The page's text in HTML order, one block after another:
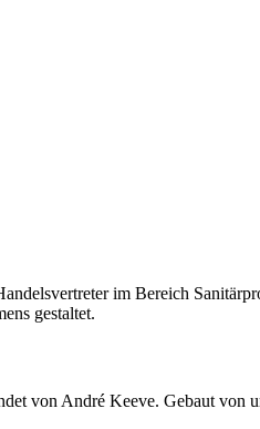
im Bereich
gestaltet.
von André Keeve. Gebaut von